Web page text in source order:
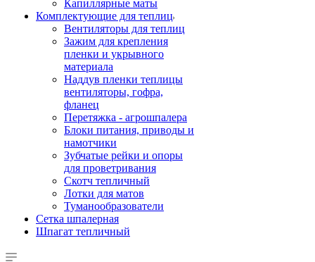
Капиллярные маты
Комплектующие для теплиц
Вентиляторы для теплиц
Зажим для крепления
пленки и укрывного
материала
Наддув пленки теплицы
вентиляторы, гофра,
фланец
Перетяжка - агрошпалера
Блоки питания, приводы и
намотчики
Зубчатые рейки и опоры
для проветривания
Скотч тепличный
Лотки для матов
Туманообразователи
Сетка шпалерная
Шпагат тепличный